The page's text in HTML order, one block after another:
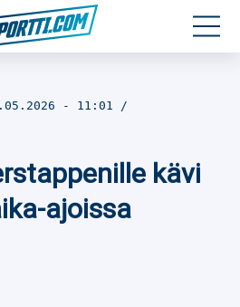
- 11:01
kävi
ajoissa